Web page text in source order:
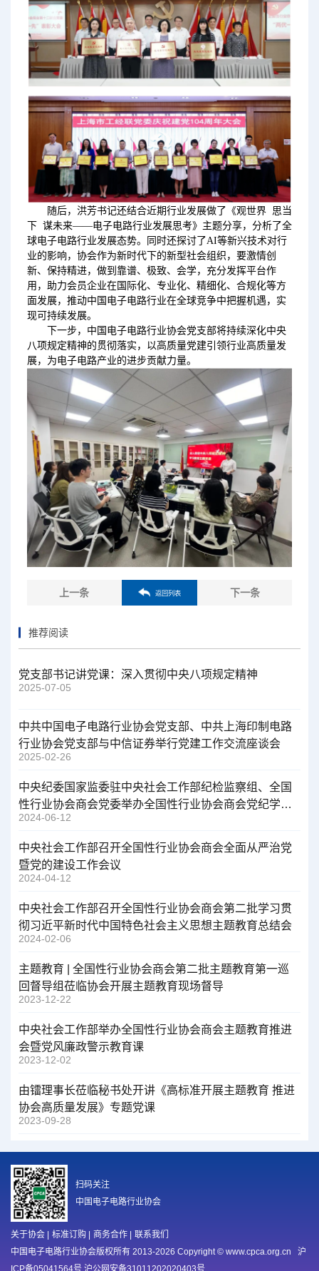
随后，洪芳书记还结合近期行业发展做了《观世界 思当
下 谋未来——电子电路行业发展思考》主题分享，分析了全
球电子电路行业发展态势。同时还探讨了AI等新兴技术对行
业的影响，协会作为新时代下的新型社会组织，要激情创
新、保持精进，做到靠谱、极致、会学，充分发挥平台作
用，助力会员企业在国际化、专业化、精细化、合规化等方
面发展，推动中国电子电路行业在全球竞争中把握机遇，实
现可持续发展。
下一步，中国电子电路行业协会党支部将持续深化中央
八项规定精神的贯彻落实，以高质量党建引领行业高质量发
展，为电子电路产业的进步贡献力量。
上一条 返回列表 下一条
推荐阅读
党支部书记讲党课：深入贯彻中央八项规定精神
2025-07-05
中共中国电子电路行业协会党支部、中共上海印制电路
行业协会党支部与中信证券举行党建工作交流座谈会
2025-02-26
中央纪委国家监委驻中央社会工作部纪检监察组、全国
性行业协会商会党委举办全国性行业协会商会党纪学习
教育专题辅导报告会
2024-06-12
中央社会工作部召开全国性行业协会商会全面从严治党
暨党的建设工作会议
2024-04-12
中央社会工作部召开全国性行业协会商会第二批学习贯
彻习近平新时代中国特色社会主义思想主题教育总结会
2024-02-06
主题教育 | 全国性行业协会商会第二批主题教育第一巡
回督导组莅临协会开展主题教育现场督导
2023-12-22
中央社会工作部举办全国性行业协会商会主题教育推进
会暨党风廉政警示教育课
2023-12-02
由镭理事长莅临秘书处开讲《高标准开展主题教育 推进
协会高质量发展》专题党课
2023-09-28
关于协会 | 标准订购 | 商务合作 | 联系我们
中国电子电路行业协会版权所有 2013-2026 Copyright © www.cpca.org.cn 沪
ICP备05041564号 沪公网安备31011202020403号
扫码关注
中国电子电路行业协会